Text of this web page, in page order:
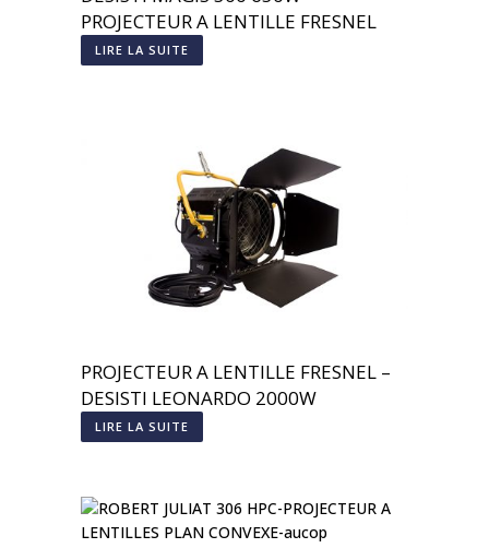
PROJECTEUR A LENTILLE FRESNEL
LIRE LA SUITE
PROJECTEUR A LENTILLE FRESNEL –
DESISTI LEONARDO 2000W
LIRE LA SUITE